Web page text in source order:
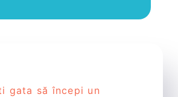
gata să începi un